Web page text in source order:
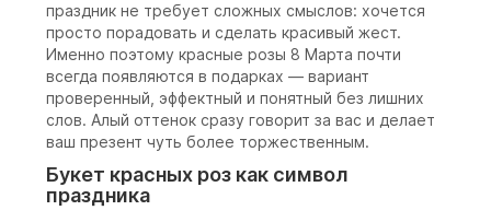
праздник не требует сложных смыслов: хочется
просто порадовать и сделать красивый жест.
Именно поэтому красные розы 8 Марта почти
всегда появляются в подарках — вариант
проверенный, эффектный и понятный без лишних
слов. Алый оттенок сразу говорит за вас и делает
ваш презент чуть более торжественным.
Букет красных роз как символ
праздника